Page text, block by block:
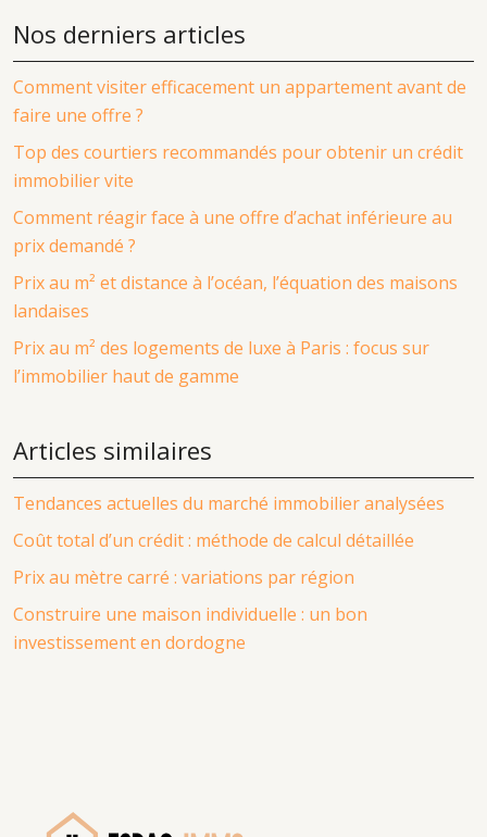
Nos derniers articles
Comment visiter efficacement un appartement avant de
faire une offre ?
Top des courtiers recommandés pour obtenir un crédit
immobilier vite
Comment réagir face à une offre d’achat inférieure au
prix demandé ?
Prix au m² et distance à l’océan, l’équation des maisons
landaises
Prix au m² des logements de luxe à Paris : focus sur
l’immobilier haut de gamme
Articles similaires
Tendances actuelles du marché immobilier analysées
Coût total d’un crédit : méthode de calcul détaillée
Prix au mètre carré : variations par région
Construire une maison individuelle : un bon
investissement en dordogne